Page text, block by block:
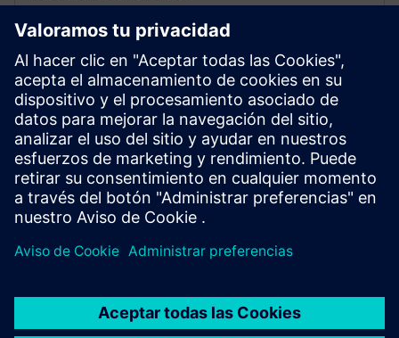
NX X Manufacturing CAD/CAM
Premium
Simplifique la programación de piezas complejas con
NX Manufacturing Premium, basándose en el
producto Advanced, con un mecanizado multieje
impulsado por tecnologías en la nube.